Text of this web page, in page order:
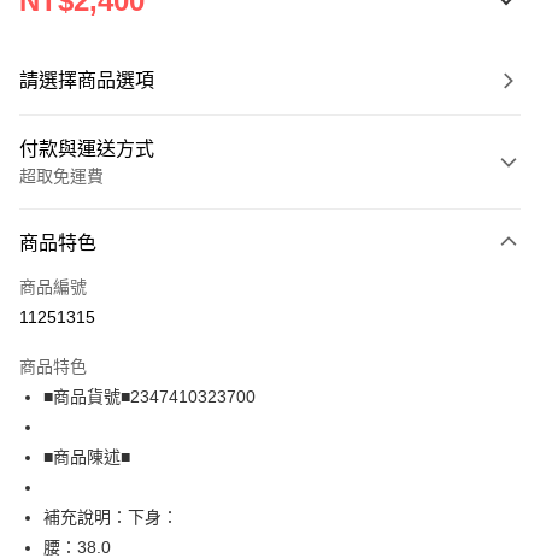
請選擇商品選項
付款與運送方式
超取免運費
信用卡一次付款
超商取貨付款
Apple Pay
街口支付
全盈+PAY
商品特色
商品編號
11251315
商品特色
■商品貨號■2347410323700
■商品陳述■
補充說明：下身：
腰：38.0